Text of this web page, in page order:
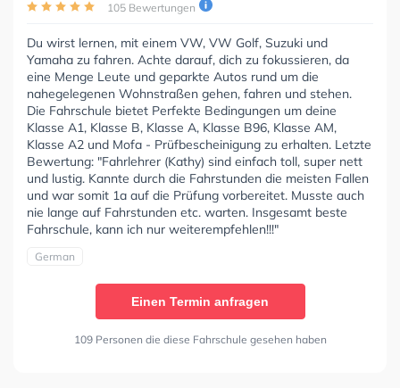
105 Bewertungen
Du wirst lernen, mit einem VW, VW Golf, Suzuki und
Yamaha zu fahren. Achte darauf, dich zu fokussieren, da
eine Menge Leute und geparkte Autos rund um die
nahegelegenen Wohnstraßen gehen, fahren und stehen.
Die Fahrschule bietet Perfekte Bedingungen um deine
Klasse A1, Klasse B, Klasse A, Klasse B96, Klasse AM,
Klasse A2 und Mofa - Prüfbescheinigung zu erhalten. Letzte
Bewertung: "Fahrlehrer (Kathy) sind einfach toll, super nett
und lustig. Kannte durch die Fahrstunden die meisten Fallen
und war somit 1a auf die Prüfung vorbereitet. Musste auch
nie lange auf Fahrstunden etc. warten. Insgesamt beste
Fahrschule, kann ich nur weiterempfehlen!!!"
German
Einen Termin anfragen
109 Personen die diese Fahrschule gesehen haben